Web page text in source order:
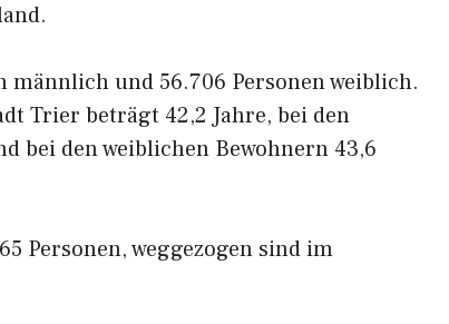
männlich und 56.706 Personen weiblich.
Trier beträgt 42,2 Jahre, bei den
bei den weiblichen Bewohnern 43,6
Personen, weggezogen sind im